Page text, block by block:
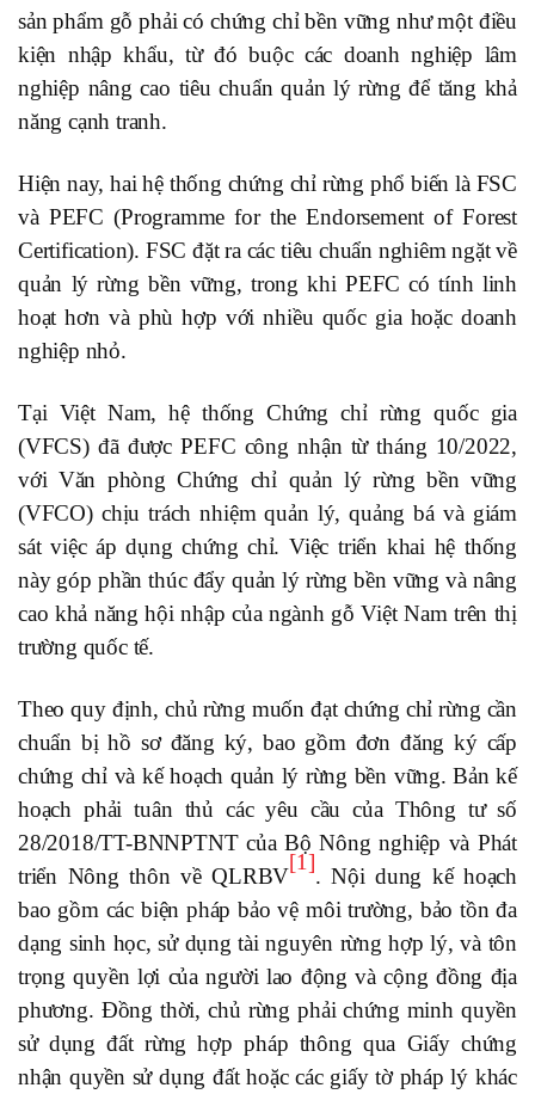
sản phẩm gỗ phải có chứng chỉ bền vững như một điều
kiện nhập khẩu, từ đó buộc các doanh nghiệp lâm
nghiệp nâng cao tiêu chuẩn quản lý rừng để tăng khả
năng cạnh tranh.
Hiện nay, hai hệ thống chứng chỉ rừng phổ biến là FSC
và PEFC (Programme for the Endorsement of Forest
Certification). FSC đặt ra các tiêu chuẩn nghiêm ngặt về
quản lý rừng bền vững, trong khi PEFC có tính linh
hoạt hơn và phù hợp với nhiều quốc gia hoặc doanh
nghiệp nhỏ.
Tại Việt Nam, hệ thống Chứng chỉ rừng quốc gia
(VFCS) đã được PEFC công nhận từ tháng 10/2022,
với Văn phòng Chứng chỉ quản lý rừng bền vững
(VFCO) chịu trách nhiệm quản lý, quảng bá và giám
sát việc áp dụng chứng chỉ. Việc triển khai hệ thống
này góp phần thúc đẩy quản lý rừng bền vững và nâng
cao khả năng hội nhập của ngành gỗ Việt Nam trên thị
trường quốc tế.
Theo quy định, chủ rừng muốn đạt chứng chỉ rừng cần
chuẩn bị hồ sơ đăng ký, bao gồm đơn đăng ký cấp
chứng chỉ và kế hoạch quản lý rừng bền vững. Bản kế
hoạch phải tuân thủ các yêu cầu của Thông tư số
28/2018/TT-BNNPTNT của Bộ Nông nghiệp và Phát
triển Nông thôn về QLRBV
[1]
. Nội dung kế hoạch
bao gồm các biện pháp bảo vệ môi trường, bảo tồn đa
dạng sinh học, sử dụng tài nguyên rừng hợp lý, và tôn
trọng quyền lợi của người lao động và cộng đồng địa
phương. Đồng thời, chủ rừng phải chứng minh quyền
sử dụng đất rừng hợp pháp thông qua Giấy chứng
nhận quyền sử dụng đất hoặc các giấy tờ pháp lý khác